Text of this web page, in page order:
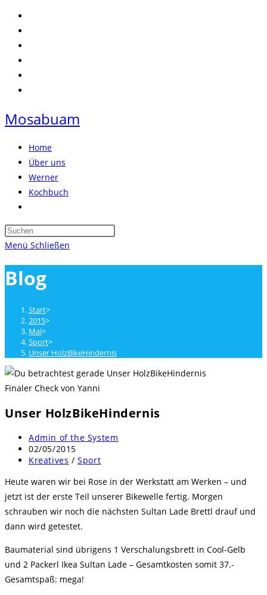
Zum
Inhalt
springen
Mosabuam
Home
Über uns
Werner
Kochbuch
umschalten
Press
Menü Schließen
Blog
Start>
2015>
Mai>
Sport>
Unser HolzBikeHindernis
Finaler Check von Yanni
Unser HolzBikeHindernis
Beitrags-
Autor:
Admin of the System
Beitrag
veröffentlicht:
02/05/2015
Beitrags-
Kreatives / Sport
Heute waren wir bei Rose in der Werkstatt am Werken – und
jetzt ist der erste Teil unserer Bikewelle fertig. Morgen
schrauben wir noch die nächsten Sultan Lade Brettl drauf und
dann wird getestet.
Baumaterial sind übrigens 1 Verschalungsbrett in Cool-Gelb
und 2 Packerl Ikea Sultan Lade – Gesamtkosten somit 37.-
Gesamtspaß: mega!